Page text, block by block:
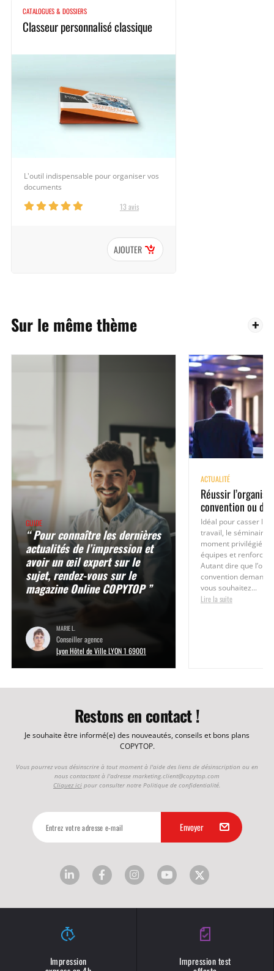
CATALOGUES & DOSSIERS
Classeur personnalisé classique
L'outil indispensable pour organiser vos
documents
13 avis
AJOUTER
Sur le même thème
GUIDE
“ Pour connaître les dernières
actualités de l’impression et
avoir un œil expert sur le
sujet, rendez-vous sur le
magazine Online COPYTOP ”
MARIE L.
Conseiller agence
Lyon Hôtel de Ville LYON 1 69001
ACTUALITÉ
Réussir
convention ou de
Idéal pour casser
travail, le séminaire
moment privilégié
équipes et renforcer
Autant dire que
convention
vous souhaitez...
Lire la suite
Restons en contact !
Je souhaite être informé(e) des nouveautés, conseils et bons plans
COPYTOP.
Vous pourrez vous désinscrire à tout moment à l'aide des liens de désinscription ou en
nous contactant à l'adresse marketing.client@copytop.com
Cliquez ici pour consulter notre Politique de confidentialité.
Impression Impression test